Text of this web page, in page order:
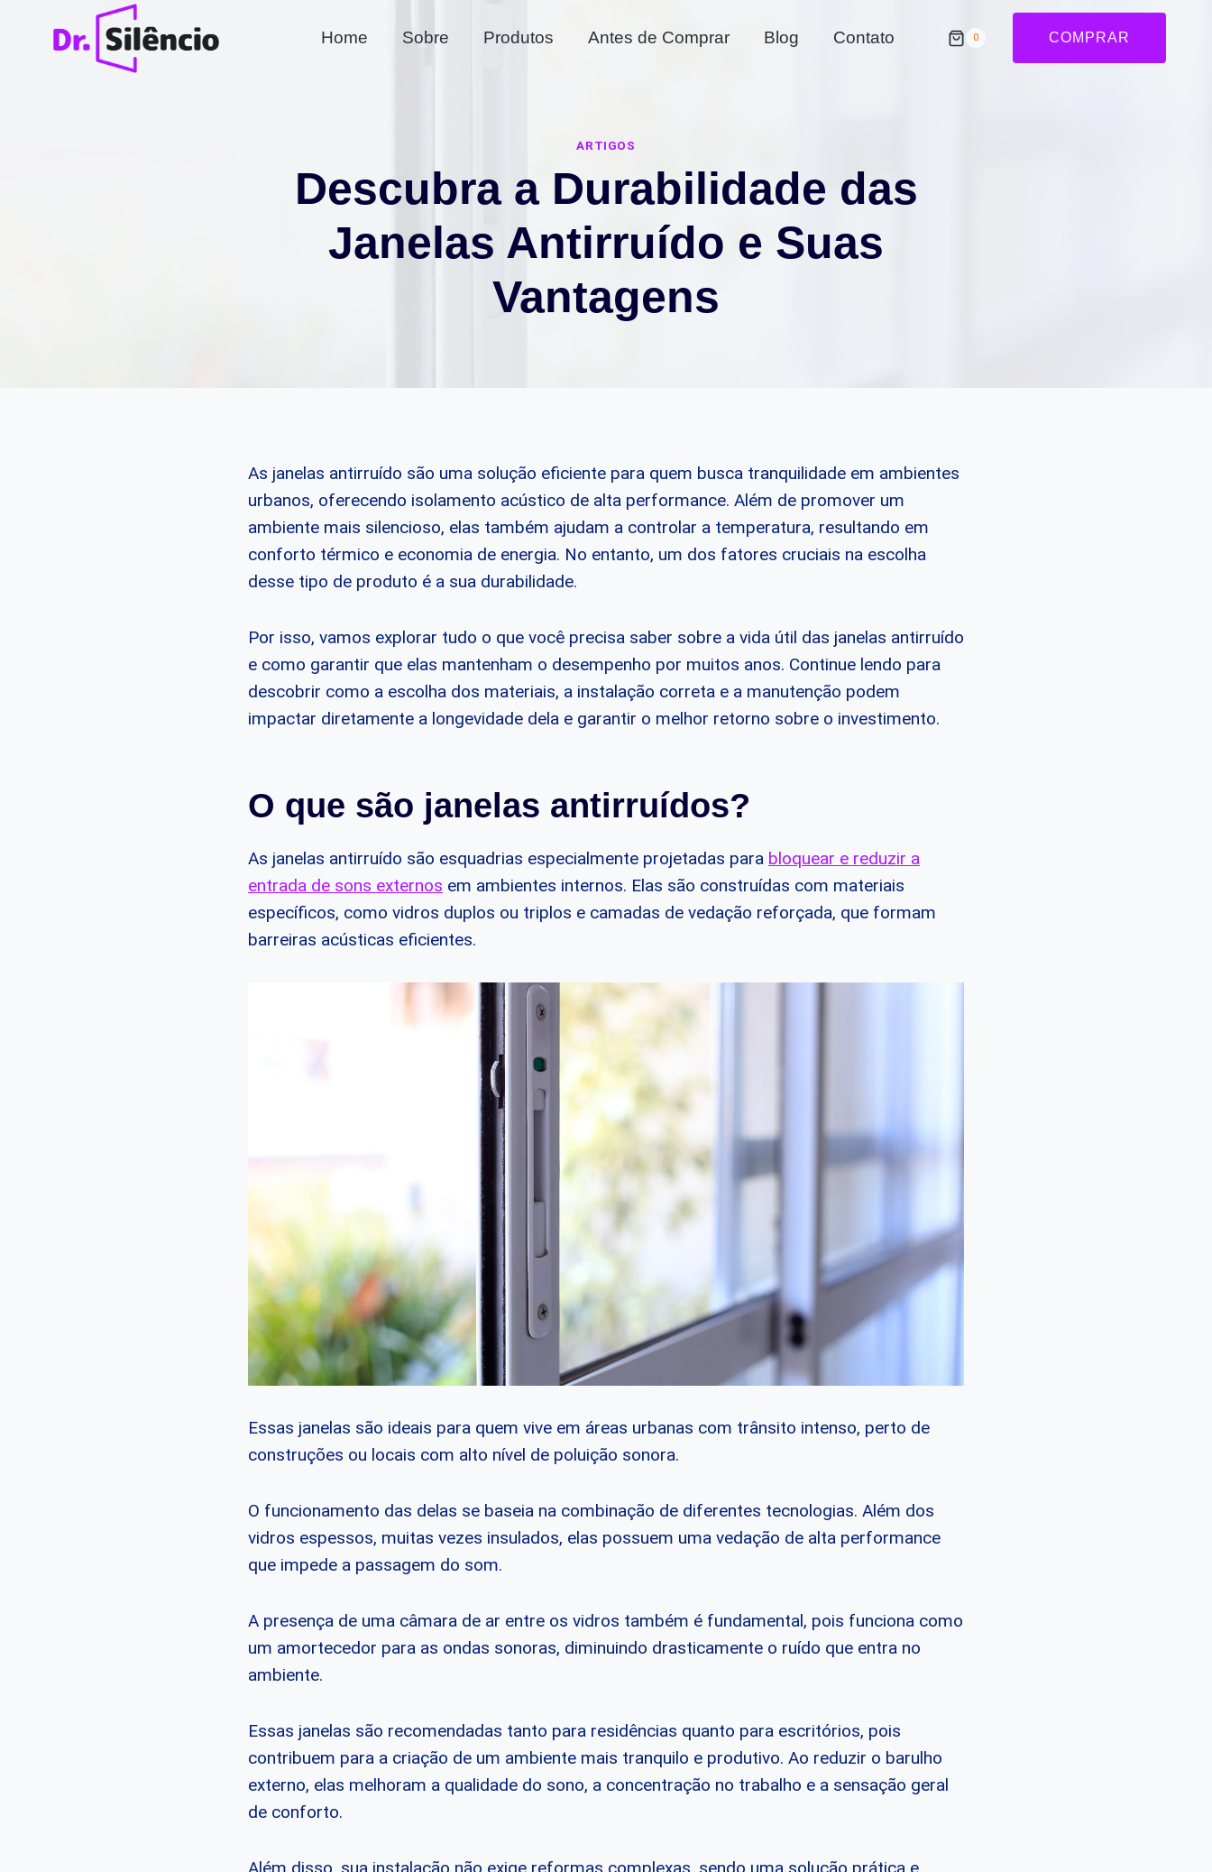
Home Sobre Produtos Antes de Comprar Blog Contato 0 COMPRAR
ARTIGOS
Descubra a Durabilidade das
Janelas Antirruído e Suas
Vantagens
As janelas antirruído são uma solução eficiente para quem busca tranquilidade em ambientes
urbanos, oferecendo isolamento acústico de alta performance. Além de promover um
ambiente mais silencioso, elas também ajudam a controlar a temperatura, resultando em
conforto térmico e economia de energia. No entanto, um dos fatores cruciais na escolha
desse tipo de produto é a sua durabilidade.
Por isso, vamos explorar tudo o que você precisa saber sobre a vida útil das janelas antirruído
e como garantir que elas mantenham o desempenho por muitos anos. Continue lendo para
descobrir como a escolha dos materiais, a instalação correta e a manutenção podem
impactar diretamente a longevidade dela e garantir o melhor retorno sobre o investimento.
O que são janelas antirruídos?
As janelas antirruído são esquadrias especialmente projetadas para bloquear e reduzir a
entrada de sons externos em ambientes internos. Elas são construídas com materiais
específicos, como vidros duplos ou triplos e camadas de vedação reforçada, que formam
barreiras acústicas eficientes.
Essas janelas são ideais para quem vive em áreas urbanas com trânsito intenso, perto de
construções ou locais com alto nível de poluição sonora.
O funcionamento das delas se baseia na combinação de diferentes tecnologias. Além dos
vidros espessos, muitas vezes insulados, elas possuem uma vedação de alta performance
que impede a passagem do som.
A presença de uma câmara de ar entre os vidros também é fundamental, pois funciona como
um amortecedor para as ondas sonoras, diminuindo drasticamente o ruído que entra no
ambiente.
Essas janelas são recomendadas tanto para residências quanto para escritórios, pois
contribuem para a criação de um ambiente mais tranquilo e produtivo. Ao reduzir o barulho
externo, elas melhoram a qualidade do sono, a concentração no trabalho e a sensação geral
de conforto.
Além disso, sua instalação não exige reformas complexas, sendo uma solução prática e